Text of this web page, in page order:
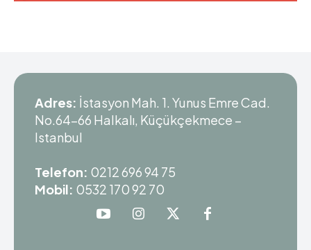
Adres: İstasyon Mah. 1. Yunus Emre Cad.
No.64-66 Halkalı, Küçükçekmece –
Istanbul
Telefon: 0212 696 94 75
Mobil: 0532 170 92 70